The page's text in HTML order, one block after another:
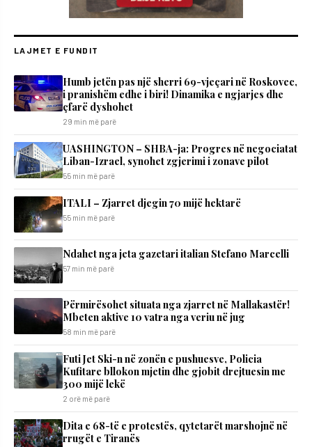
LAJMET E FUNDIT
Humb jetën pas një sherri 69-vjeçari në Roskovec,
i pranishëm edhe i biri! Dinamika e ngjarjes dhe
çfarë dyshohet
29 min më parë
UASHINGTON – SHBA-ja: Progres në negociatat
Liban-Izrael, synohet zgjerimi i zonave pilot
55 min më parë
ITALI – Zjarret djegin 70 mijë hektarë
55 min më parë
Ndahet nga jeta gazetari italian Stefano Marcelli
57 min më parë
Përmirësohet situata nga zjarret në Mallakastër!
Mbeten aktive 10 vatra nga veriu në jug
58 min më parë
Futi Jet Ski-n në zonën e pushuesve, Policia
Kufitare bllokon mjetin dhe gjobit drejtuesin me
300 mijë lekë
2 orë më parë
Dita e 68-të e protestës, qytetarët marshojnë në
rrugët e Tiranës